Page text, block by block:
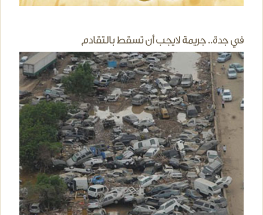
في جدة.. جريمة لايجب أن تسقط بالتقادم